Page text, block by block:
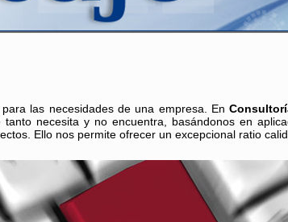
las necesidades de una empresa. En
necesita y no encuentra, basándonos en
Ello nos permite ofrecer un excepcional ratio